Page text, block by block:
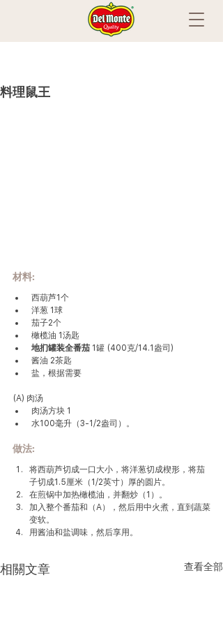
料理鼠王
材料:
西葫芦1个
洋葱 1球
茄子2个
橄榄油 1汤匙
地扪罐装全番茄 1罐 (400克/14.1盎司)
酱油 2茶匙
盐，根据需要
(A) 肉汤
肉汤方块 1
水100毫升（3-1/2盎司）。
做法:
将西葫芦切成一口大小，将洋葱切成楔形，将茄
子切成1.5厘米（1/2英寸）厚的圆片。
在煎锅中加热橄榄油，并翻炒（1）。
加入整个番茄和（A），然后用中火煮，直到蔬菜
变软。
用酱油和盐调味，然后享用。
相關文章 查看全部